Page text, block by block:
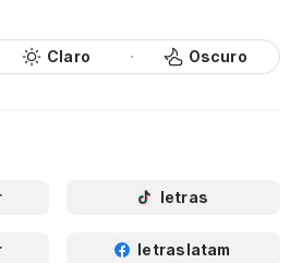
Claro Oscuro
letras
letraslatam